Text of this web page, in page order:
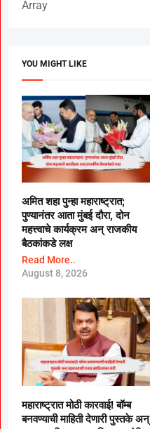
Array
YOU MIGHT LIKE
अमित शहा पुन्हा महाराष्ट्रात;
पुण्यानंतर आता मुंबई दौरा, दोन
महत्त्वाचे कार्यक्रम अन् राजकीय
बैठकांकडे लक्ष
Read More..
August 8, 2026
महाराष्ट्रात मोठी कारवाई! बॉम्ब
बनवण्याची माहिती देणारी पुस्तके अन्